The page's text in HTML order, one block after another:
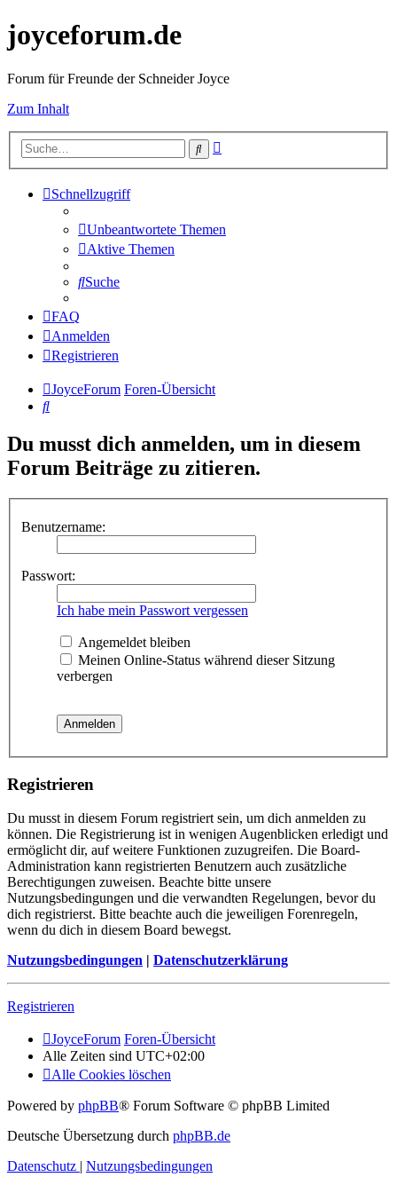
joyceforum.de
Forum für Freunde der Schneider Joyce
Zum Inhalt
Suche
Schnellzugriff
Unbeantwortete Themen
Aktive Themen
Suche
FAQ
Anmelden
Registrieren
JoyceForum Foren-Übersicht
Suche
Du musst dich anmelden, um in diesem
Forum Beiträge zu zitieren.
Benutzername:
Passwort:
Ich habe mein Passwort vergessen
Angemeldet bleiben
Meinen Online-Status während dieser Sitzung
verbergen
Registrieren
Du musst in diesem Forum registriert sein, um dich anmelden zu
können. Die Registrierung ist in wenigen Augenblicken erledigt und
ermöglicht dir, auf weitere Funktionen zuzugreifen. Die Board-
Administration kann registrierten Benutzern auch zusätzliche
Berechtigungen zuweisen. Beachte bitte unsere
Nutzungsbedingungen und die verwandten Regelungen, bevor du
dich registrierst. Bitte beachte auch die jeweiligen Forenregeln,
wenn du dich in diesem Board bewegst.
Nutzungsbedingungen | Datenschutzerklärung
Registrieren
JoyceForum Foren-Übersicht
Alle Zeiten sind UTC+02:00
Alle Cookies löschen
Powered by phpBB® Forum Software © phpBB Limited
Deutsche Übersetzung durch phpBB.de
Datenschutz | Nutzungsbedingungen